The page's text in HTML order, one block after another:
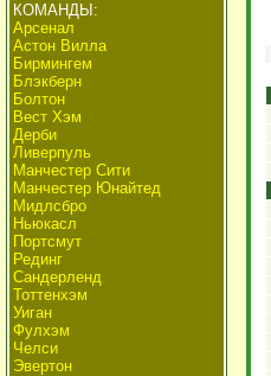
КОМАНДЫ:
Арсенал
Астон Вилла
Бирмингем
Блэкберн
Болтон
Вест Хэм
Дерби
Ливерпуль
Манчестер Сити
Манчестер Юнайтед
Мидлсбро
Ньюкасл
Портсмут
Рединг
Сандерленд
Тоттенхэм
Уиган
Фулхэм
Челси
Эвертон